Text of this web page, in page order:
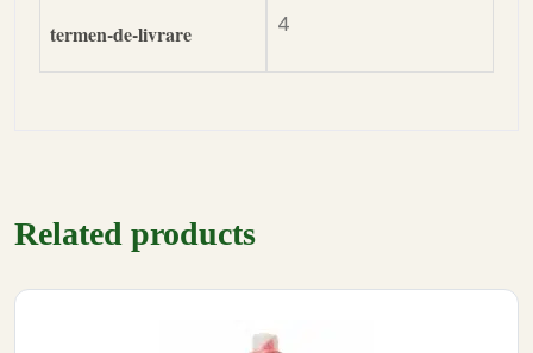
termen-de-livrare 4
Related products